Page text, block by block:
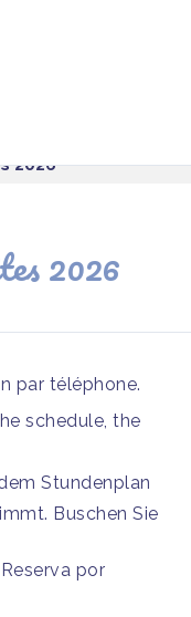
2026
2026
par téléphone.
schedule, the
Stundenplan
Buschen Sie
por